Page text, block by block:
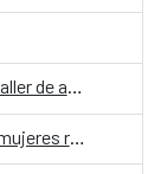
Presentación de escritura y textos del «Taller de autobiografía para mujeres 70+»
Presentación de libro «Africanas y otras mujeres racializadas»